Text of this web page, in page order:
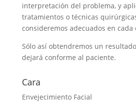
interpretación del problema, y
tratamientos o técnicas
consideremos adecuados en
Sólo así obtendremos un
dejará conforme al paciente.
Cara
Envejecimiento Facial